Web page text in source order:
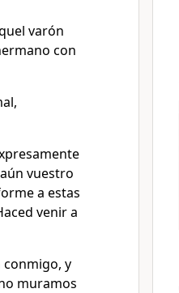
varón
con
vuestro
a estas
venir a
conmigo, y
muramos